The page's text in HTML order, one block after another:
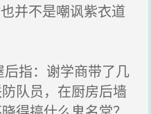
并不是嘲讽紫衣道
指：谢学商带了几
队员，在厨房后墙